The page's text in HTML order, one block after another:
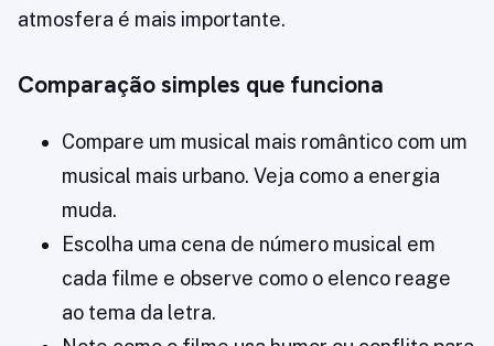
atmosfera é mais importante.
Comparação simples que funciona
Compare um musical mais romântico com um
musical mais urbano. Veja como a energia
muda.
Escolha uma cena de número musical em
cada filme e observe como o elenco reage
ao tema da letra.